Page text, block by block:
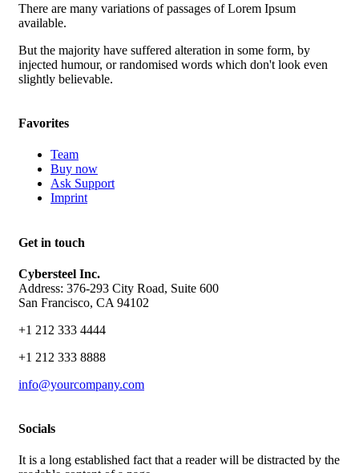
There are many variations of passages of Lorem Ipsum
available.
But the majority have suffered alteration in some form, by
injected humour, or randomised words which don't look even
slightly believable.
Favorites
Team
Buy now
Ask Support
Imprint
Get in touch
Cybersteel Inc.
Address: 376-293 City Road, Suite 600
San Francisco, CA 94102
+1 212 333 4444
+1 212 333 8888
info@yourcompany.com
Socials
It is a long established fact that a reader will be distracted by the